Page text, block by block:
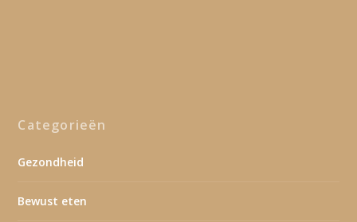
Categorieën
Gezondheid
Bewust eten